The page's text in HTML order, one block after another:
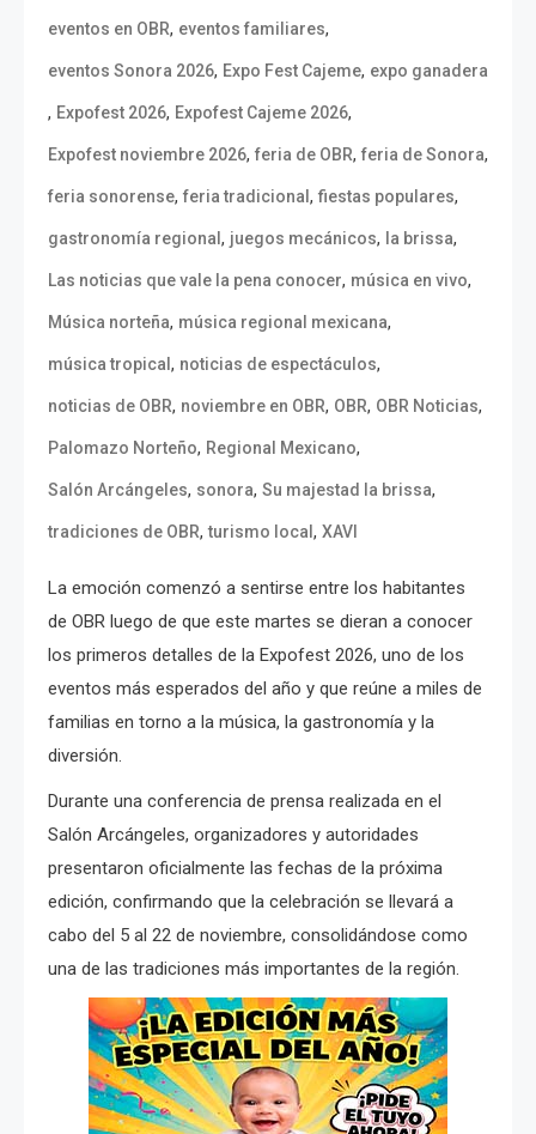
eventos en OBR, eventos familiares,
eventos Sonora 2026, Expo Fest Cajeme, expo ganadera
, Expofest 2026, Expofest Cajeme 2026,
Expofest noviembre 2026, feria de OBR, feria de Sonora,
feria sonorense, feria tradicional , fiestas populares,
gastronomía regional , juegos mecánicos, la brissa,
Las noticias que vale la pena conocer, música en vivo,
Música norteña, música regional mexicana,
música tropical , noticias de espectáculos,
noticias de OBR, noviembre en OBR, OBR, OBR Noticias,
Palomazo Norteño, Regional Mexicano,
Salón Arcángeles, sonora, Su majestad la brissa,
tradiciones de OBR,turismo local , XAVI
La emoción comenzó a sentirse entre los habitantes
de OBR luego de que este martes se dieran a conocer
los primeros detalles de la Expofest 2026, uno de los
eventos más esperados del año y que reúne a miles de
familias en torno a la música, la gastronomía y la
diversión.
Durante una conferencia de prensa realizada en el
Salón Arcángeles, organizadores y autoridades
presentaron oficialmente las fechas de la próxima
edición, confirmando que la celebración se llevará a
cabo del 5 al 22 de noviembre, consolidándose como
una de las tradiciones más importantes de la región.